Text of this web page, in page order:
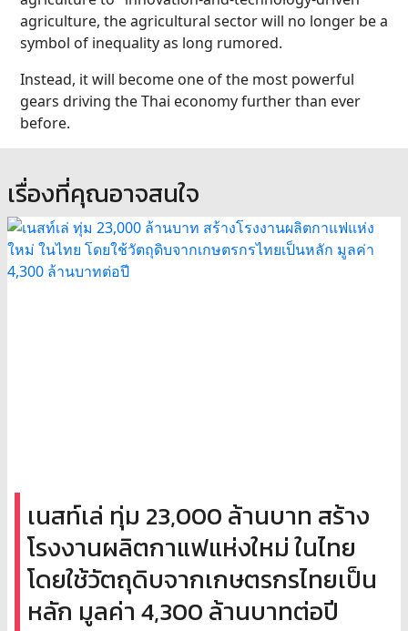
agriculture, the agricultural sector will no longer be a
symbol of inequality as long rumored.
Instead, it will become one of the most powerful
gears driving the Thai economy further than ever
before.
เรื่องที่คุณอาจสนใจ
เนสท์เล่ ทุ่ม 23,000 ล้านบาท สร้าง
โรงงานผลิตกาแฟแห่งใหม่ ในไทย
โดยใช้วัตถุดิบจากเกษตรกรไทยเป็น
หลัก มูลค่า 4,300 ล้านบาทต่อปี